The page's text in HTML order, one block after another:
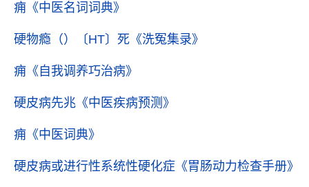
痈 《中医名词词典》
硬物瘾（）〔HT〕死 《洗冤集录》
痈 《自我调养巧治病》
硬皮病先兆 《中医疾病预测》
痈 《中医词典》
硬皮病或进行性系统性硬化症 《胃肠动力检查手册》